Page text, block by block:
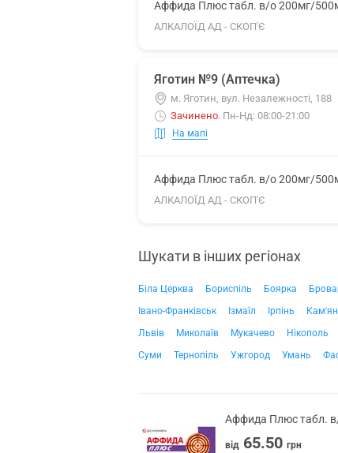
Аффида Плюс табл. в/о 200мг/
АЛКАЛОЇД АД - СКОП'Є
Яготин №9 (Аптечка)
м. Яготин, вул. Незалежності, 188
Зачинено. Пн-Нд: 08:00-21:00
На мапі
Аффида Плюс табл. в/о 200мг/
АЛКАЛОЇД АД - СКОП'Є
Шукати в інших регіонах
Біла Церква Бориспіль Боярка
Івано-Франківськ
Ізмаїл Ірпінь
Львів
Миколаїв Мукачево Нікополь
Суми
Тернопіль Ужгород Умань
Аффида Плюс табл.
від 65.50 грн